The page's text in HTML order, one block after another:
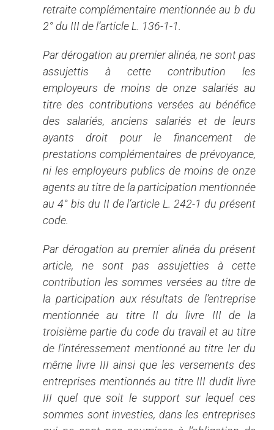
retraite complémentaire mentionnée au b du
2° du III de l’article L. 136-1-1.
Par dérogation au premier alinéa, ne sont pas
assujettis à cette contribution les
employeurs de moins de onze salariés au
titre des contributions versées au bénéfice
des salariés, anciens salariés et de leurs
ayants droit pour le financement de
prestations complémentaires de prévoyance,
ni les employeurs publics de moins de onze
agents au titre de la participation mentionnée
au 4° bis du II de l’article L. 242-1 du présent
code.
Par dérogation au premier alinéa du présent
article, ne sont pas assujetties à cette
contribution les sommes versées au titre de
la participation aux résultats de l’entreprise
mentionnée au titre II du livre III de la
troisième partie du code du travail et au titre
de l’intéressement mentionné au titre Ier du
même livre III ainsi que les versements des
entreprises mentionnés au titre III dudit livre
III quel que soit le support sur lequel ces
sommes sont investies, dans les entreprises